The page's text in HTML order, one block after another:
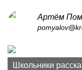
Артём
Школьники